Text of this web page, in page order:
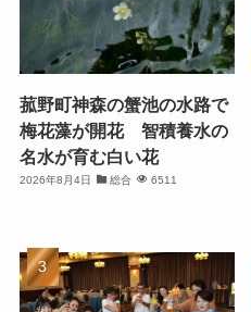
菰野町神森の蟹池の水路で
梅花藻が開花 智積養水の
名水が育む白い花
2026年8月4日 総合 6511